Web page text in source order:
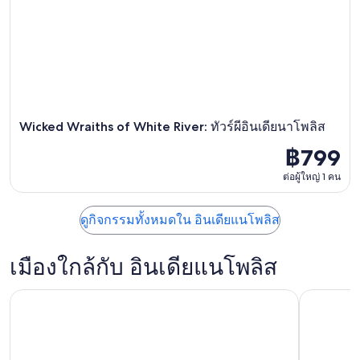
Wicked Wraiths of White River: ทัวร์ผีอินเดียนาโพลิส
฿799
ต่อผู้ใหญ่ 1 คน
ดูกิจกรรมทั้งหมดใน อินเดียแนโพลิส
เมืองใกล้กับ อินเดียแนโพลิส